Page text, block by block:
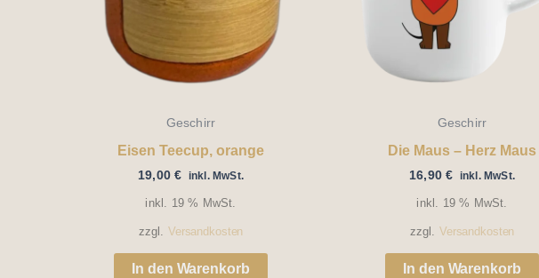
Geschirr
Eisen Teecup, orange
19,00€ inkl. MwSt.
inkl. 19 % MwSt.
zzgl. Versandkosten
In den Warenkorb
Geschirr
Die Maus – Herz Maus
16,90€ inkl. MwSt.
inkl. 19 % MwSt.
zzgl. Versandkosten
In den Warenkorb